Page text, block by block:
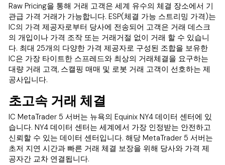
Raw Pricing을 통해 거래 고객은 세계 유수의 체결 장소에서 기
관급 가격 거래가 가능합니다. ESP(체결 가능 스트리밍 가격)는
IC의 가격 제공자로부터 당사에 전송되어 고객은 거래 데스크
의 개입이나 가격 조작 또는 거래거절 없이 거래 할 수 있습니
다. 최대 25개의 다양한 가격 제공자로 구성된 조합을 보유한
IC은 가장 타이트한 스프레드와 최상의 거래체결을 요구하는
대량 거래 고객, 스캘핑 매매 및 로봇 거래 고객이 선호하는 제
공사입니다.
초고속 거래 체결
IC MetaTrader 5 서버는 뉴욕의 Equinix NY4 데이터 센터에 있
습니다. NY4 데이터 센터는 세계에서 가장 인정받는 안전하고
신뢰할 수 있는 데이터 센터입니다. 해당 MetaTrader 5 서버는
초저 지연 시간과 빠른 거래 체결 보장을 위해 당사와 가격 제
공자간 교차 연결됩니다.